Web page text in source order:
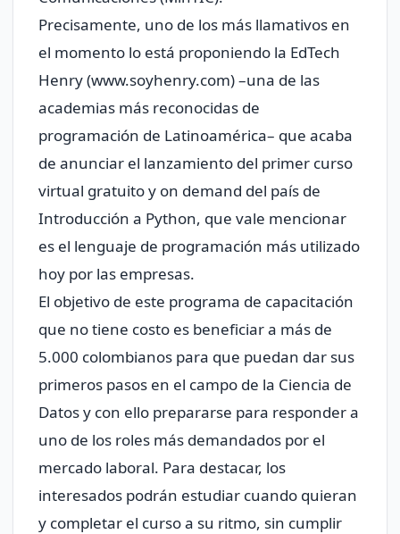
Precisamente, uno de los más llamativos en
el momento lo está proponiendo la EdTech
Henry (www.soyhenry.com) –una de las
academias más reconocidas de
programación de Latinoamérica– que acaba
de anunciar el lanzamiento del primer curso
virtual gratuito y on demand del país de
Introducción a Python, que vale mencionar
es el lenguaje de programación más utilizado
hoy por las empresas.
El objetivo de este programa de capacitación
que no tiene costo es beneficiar a más de
5.000 colombianos para que puedan dar sus
primeros pasos en el campo de la Ciencia de
Datos y con ello prepararse para responder a
uno de los roles más demandados por el
mercado laboral. Para destacar, los
interesados podrán estudiar cuando quieran
y completar el curso a su ritmo, sin cumplir